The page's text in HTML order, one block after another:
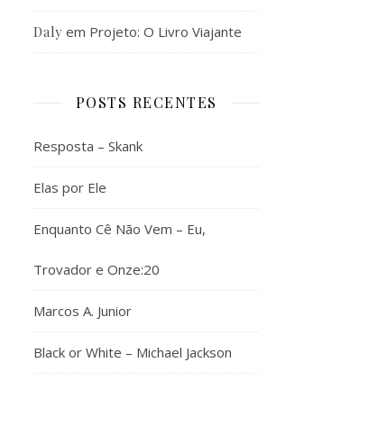
Daly em Projeto: O Livro Viajante
POSTS RECENTES
Resposta – Skank
Elas por Ele
Enquanto Cê Não Vem – Eu,
Trovador e Onze:20
Marcos A. Junior
Black or White – Michael Jackson